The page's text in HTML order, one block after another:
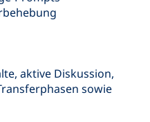
aktive Diskussion,
sowie